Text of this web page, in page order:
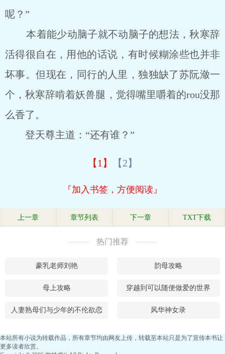
呢？”
本着能少动脑子就不动脑子的想法，秋寒辞
活得很自在，用他的话说，有时候糊涂些也并非
坏事。但现在，同行的人里，独独缺了苏阮潋一
个，秋寒辞啃着妖兽腿，觉得嘴里嚼着的rou没那
么香了。
登天尊主道：“还有谁？”
【1】 【2】
『加入书签，方便阅读』
上一章 章节列表 下一章 TXT下载
热门推荐
豪乳老师刘艳 韵母攻略
母上攻略 穿越到可以随便做爱的世界
人妻熟母们与少年的不伦欲恋 风华神女录
本站所有小说为转载作品，所有章节均由网友上传，转载至本站只是为了宣传本书让
更多读者欣赏。